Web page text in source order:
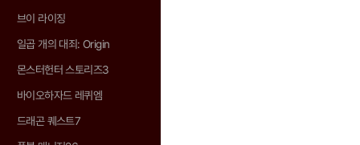
브이 라이징
일곱 개의 대죄: Origin
몬스터헌터 스토리즈3
바이오하자드 레퀴엠
드래곤 퀘스트7